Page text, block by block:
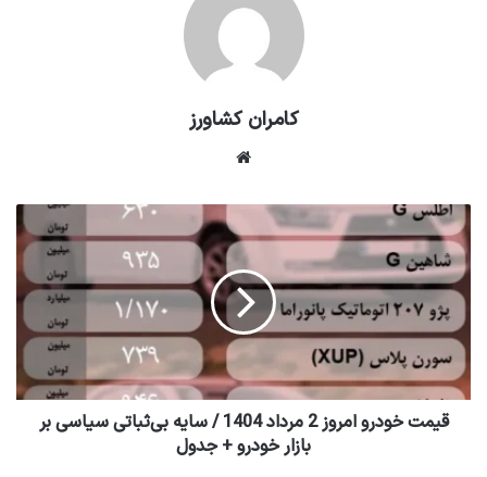
کامران کشاورز
قیمت خودرو امروز 2 مرداد 1404 / سایه بی‌ثباتی سیاسی بر
بازار خودرو + جدول